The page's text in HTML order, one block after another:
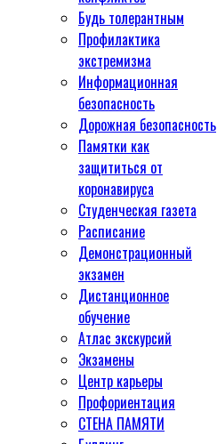
Будь толерантным
Профилактика
экстремизма
Информационная
безопасность
Дорожная безопасность
Памятки как
защититься от
коронавируса
Студенческая газета
Расписание
Демонстрационный
экзамен
Дистанционное
обучение
Атлас экскурсий
Экзамены
Центр карьеры
Профориентация
СТЕНА ПАМЯТИ